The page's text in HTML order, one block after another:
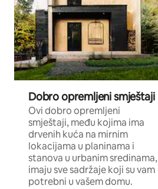
Dobro opremljeni smještaji
Ovi dobro opremljeni
smještaji, među kojima ima
drvenih kuća na mirnim
lokacijama u planinama i
stanova u urbanim sredinama,
imaju sve sadržaje koji su vam
potrebni u vašem domu.